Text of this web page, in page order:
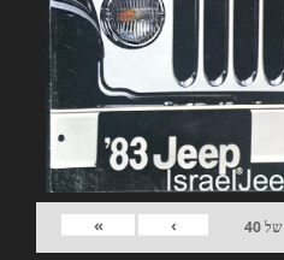
של40
›
»